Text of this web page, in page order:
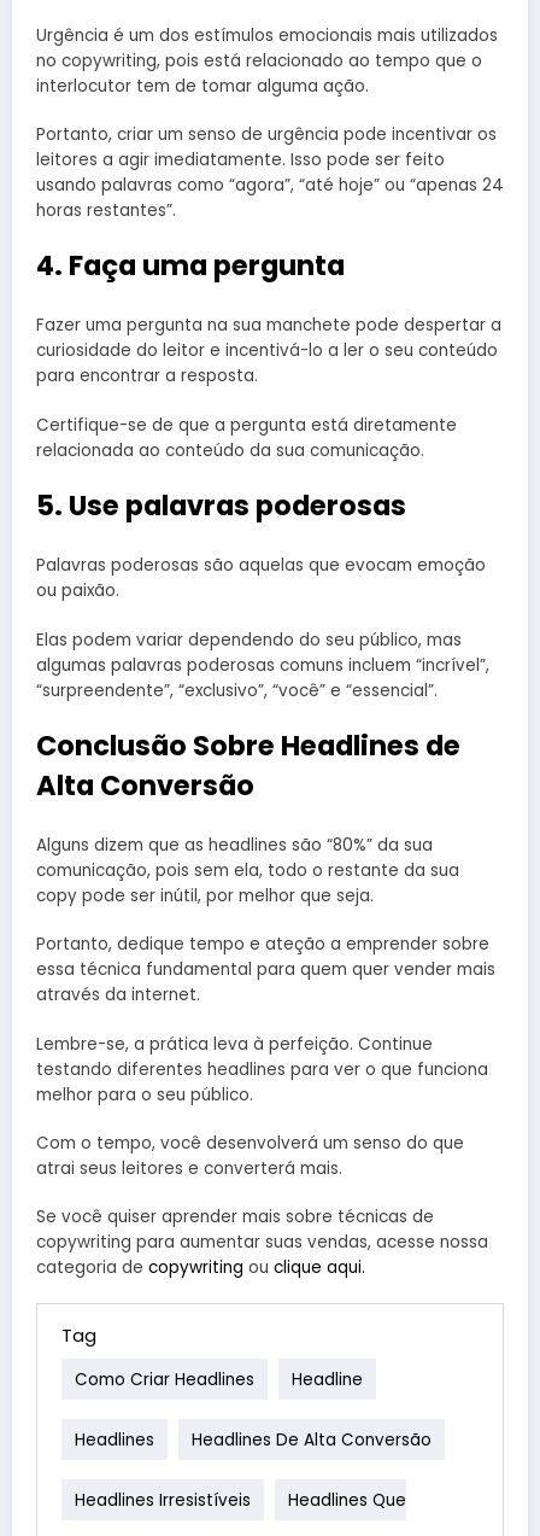
Urgência é um dos estímulos emocionais mais utilizados
no copywriting, pois está relacionado ao tempo que o
interlocutor tem de tomar alguma ação.
Portanto, criar um senso de urgência pode incentivar os
leitores a agir imediatamente. Isso pode ser feito
usando palavras como “agora”, “até hoje” ou “apenas 24
horas restantes”.
4. Faça uma pergunta
Fazer uma pergunta na sua manchete pode despertar a
curiosidade do leitor e incentivá-lo a ler o seu conteúdo
para encontrar a resposta.
Certifique-se de que a pergunta está diretamente
relacionada ao conteúdo da sua comunicação.
5. Use palavras poderosas
Palavras poderosas são aquelas que evocam emoção
ou paixão.
Elas podem variar dependendo do seu público, mas
algumas palavras poderosas comuns incluem “incrível”,
“surpreendente”, “exclusivo”, “você” e “essencial”.
Conclusão Sobre Headlines de
Alta Conversão
Alguns dizem que as headlines são “80%” da sua
comunicação, pois sem ela, todo o restante da sua
copy pode ser inútil, por melhor que seja.
Portanto, dedique tempo e ateção a emprender sobre
essa técnica fundamental para quem quer vender mais
através da internet.
Lembre-se, a prática leva à perfeição. Continue
testando diferentes headlines para ver o que funciona
melhor para o seu público.
Com o tempo, você desenvolverá um senso do que
atrai seus leitores e converterá mais.
Se você quiser aprender mais sobre técnicas de
copywriting para aumentar suas vendas, acesse nossa
categoria de copywriting ou clique aqui.
Tag
Como Criar Headlines Headline
Headlines Headlines De Alta Conversão
Headlines Irresistíveis Headlines Que